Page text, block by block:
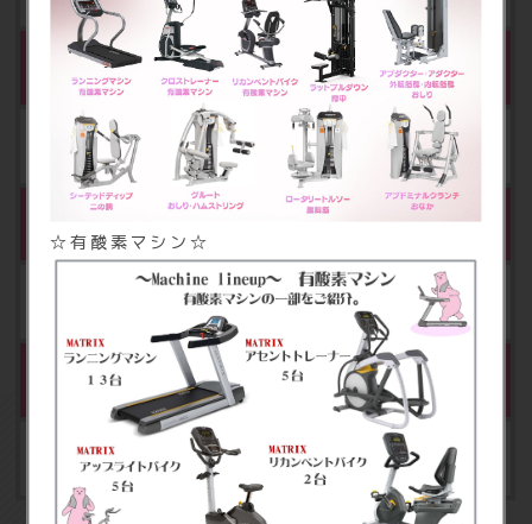
会員カード発行料 ※1
5,000円（税込5,500円）
セキュリティ管理／施設メンテナンス料
年額 4,980円（税込5,478円）
1DAYPASS ※3
1回1,500円（税込1,650円）
☆有酸素マシン☆